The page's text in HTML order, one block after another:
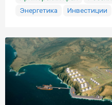
Энергетика
Инвестиции